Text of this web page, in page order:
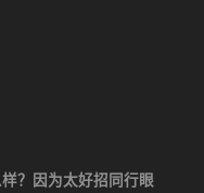
？因为太好招同行眼